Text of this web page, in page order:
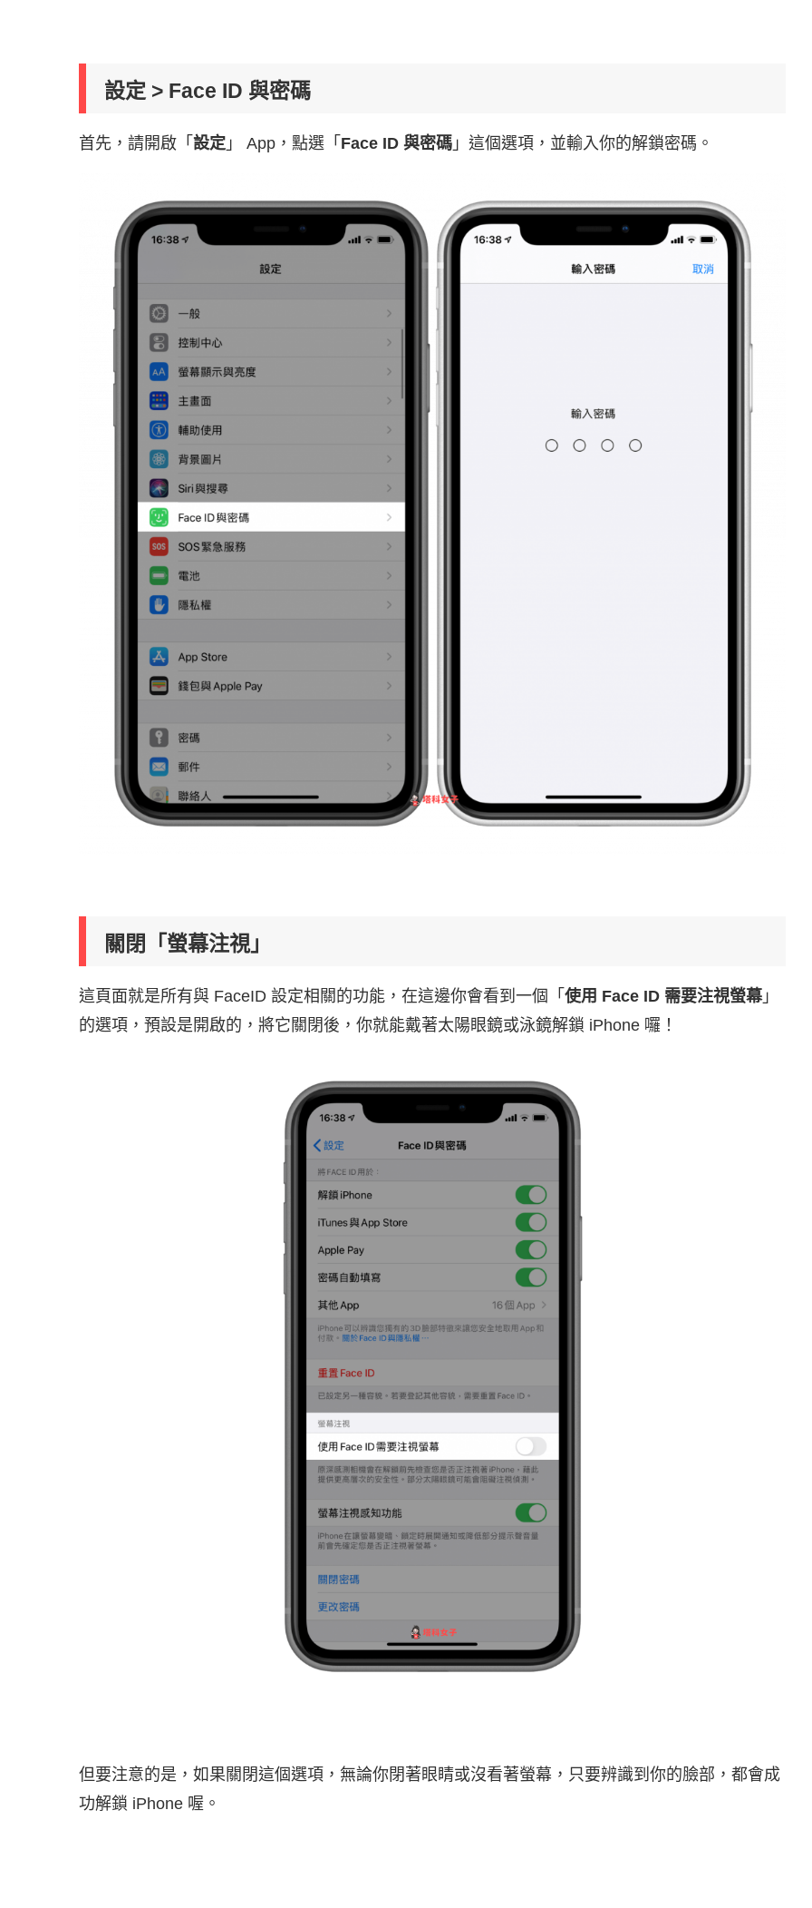
設定 > Face ID 與密碼
首先，請開啟「 設定 」 App，點選「 Face ID 與密碼 」這個選項，並輸入你的解鎖密碼。
關閉「螢幕注視」
這頁面就是所有與 FaceID 設定相關的功能，在這邊你會看到一個「 使用 Face ID 需要注視螢幕」
的選項，預設是開啟的，將它關閉後，你就能戴著太陽眼鏡或泳鏡解鎖 iPhone 囉！
但要注意的是，如果關閉這個選項，無論你閉著眼睛或沒看著螢幕，只要辨識到你的臉部，都會成
功解鎖 iPhone 喔。